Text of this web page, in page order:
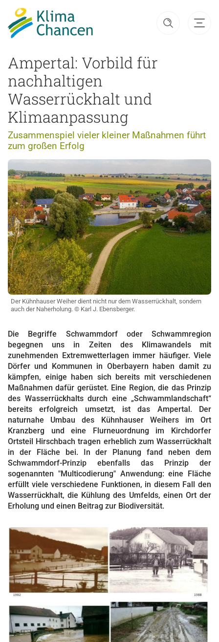
Ampertal: Vorbild für
nachhaltigen
Wasserrückhalt und
Klimaanpassung
Zusammenspiel vieler kleiner Maßnahmen führt
zum großen Erfolg
Der Kühnhauser Weiher dient nicht nur dem Wasserrückhalt, sondern
auch der Naherholung. © Karl J. Ebensberger.
Die Begriffe Schwammdorf oder Schwammregion
begegnen uns in Zeiten des Klimawandels mit
zunehmenden Extremwetterlagen immer häufiger. Viele
Dörfer und Kommunen in Oberbayern haben damit zu
kämpfen, einige haben sich bereits mit verschiedenen
Maßnahmen dafür gerüstet. Eine Region, die das Prinzip
des Wasserrückhalts durch eine „Schwammlandschaft“
bereits erfolgreich umsetzt, ist das Ampertal. Der
naturnahe Umbau des Kühnhauser Weihers im Ort
Kranzberg und eine Flurneuordnung im Kirchdorfer
Ortsteil Hirschbach tragen erheblich zum Wasserrückhalt
in der Fläche bei. In der Planung fand neben dem
Schwammdorf-Prinzip ebenfalls das Prinzip der
sogenannten "Multicodierung" Anwendung: eine Fläche
erfüllt viele verschiedene Funktionen, in diesem Fall den
Wasserrückhalt, die Kühlung des Umfelds, einen Ort der
Erholung und einen Beitrag zur Biodiversität.